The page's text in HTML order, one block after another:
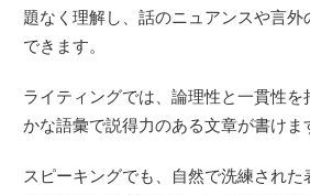
題なく理解し、話のニュアンスや言外
できます。
ライティングでは、論理性と一貫性を
かな語彙で説得力のある文章が書けま
スピーキングでも、自然で洗練され